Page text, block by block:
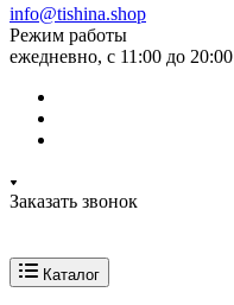
info@tishina.shop
Режим работы
ежедневно, с 11:00 до 20:00
Заказать звонок
Каталог